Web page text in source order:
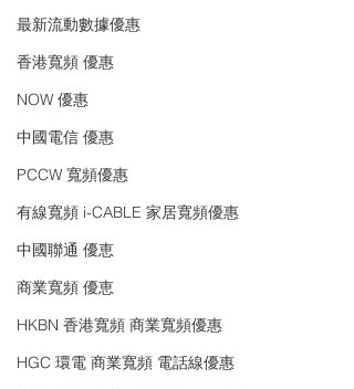
最新流動數據優惠
香港寬頻 優惠
NOW 優惠
中國電信 優惠
PCCW 寬頻優惠
有線寬頻 i-CABLE 家居寬頻優惠
中國聯通 優恵
商業寬頻 優恵
HKBN 香港寬頻 商業寬頻優惠
HGC 環電 商業寬頻 電話線優惠